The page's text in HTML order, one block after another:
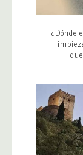
¿Dónde